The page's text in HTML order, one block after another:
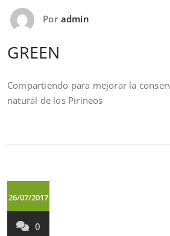
Por admin
GREEN
Compartiendo para mejorar la
natural de los Pirineos
26/07/2017
0